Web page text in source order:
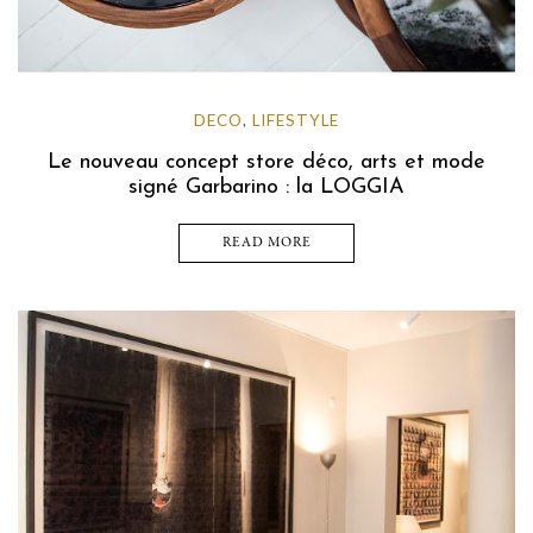
DECO, LIFESTYLE
Le nouveau concept store déco, arts et mode
signé Garbarino : la LOGGIA
READ MORE